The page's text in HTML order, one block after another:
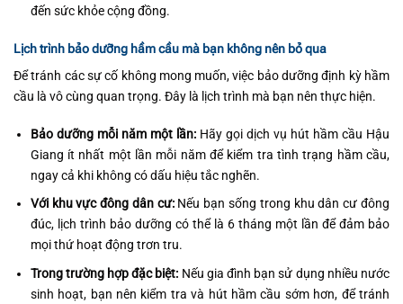
đến sức khỏe cộng đồng.
Lịch trình bảo dưỡng hầm cầu mà bạn không nên bỏ qua
Để tránh các sự cố không mong muốn, việc bảo dưỡng định kỳ hầm
cầu là vô cùng quan trọng. Đây là lịch trình mà bạn nên thực hiện.
Bảo dưỡng mỗi năm một lần:Hãy gọi dịch vụ hút hầm cầu Hậu
Giang ít nhất một lần mỗi năm để kiểm tra tình trạng hầm cầu,
ngay cả khi không có dấu hiệu tắc nghẽn.
Với khu vực đông dân cư:Nếu bạn sống trong khu dân cư đông
đúc, lịch trình bảo dưỡng có thể là 6 tháng một lần để đảm bảo
mọi thứ hoạt động trơn tru.
Trong trường hợp đặc biệt: Nếu gia đình bạn sử dụng nhiều nước
sinh hoạt, bạn nên kiểm tra và hút hầm cầu sớm hơn, để tránh